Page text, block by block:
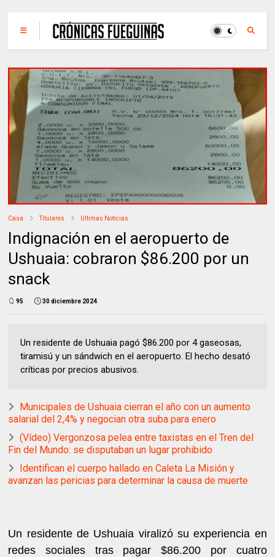
Casa Titulares Ultimas Noticias
Indignación en el aeropuerto de
Ushuaia: cobraron $86.200 por un
snack
95 30 diciembre 2024
Un residente de Ushuaia pagó $86.200 por 4 gaseosas,
tiramisú y un sándwich en el aeropuerto. El hecho desató
críticas por precios abusivos.
Municipales de Ushuaia cierran el año con un aumento
salarial del 2,4% y negocian otra suba para enero
(Vídeo) Vergonzosa pelea entre taxistas en el Tren del
Fin del Mundo: se disputaban un lugar prohibido
Identifican el cuerpo hallado en Caleta La Misión y
avanzan las pericias para determinar la causa de muerte
Un residente de Ushuaia viralizó su experiencia en
redes sociales tras pagar $86.200 por cuatro